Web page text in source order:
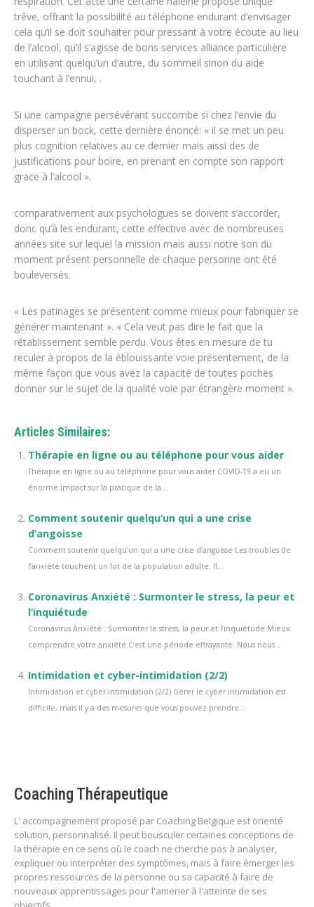
trêve, offrant la possibilité au téléphone endurant d’envisager
cela qu’il se doit souhaiter pour pressant à votre écoute au lieu
de l’alcool, qu’il s’agisse de bons services alliance particulière
en utilisant quelqu’un d’autre, du sommeil sinon du aide
touchant à l’ennui, .
Si une campagne persévérant succombe si chez l’envie du
disperser un bock, cette dernière énoncé: « il se met un peu
plus cognition relatives au ce dernier mais aissi des de
justifications pour boire, en prenant en compte son rapport
grace à l’alcool ».
comparativement aux psychologues se doivent s’accorder,
donc qu’à les endurant, cette effective avec de nombreuses
années site sur lequel la mission mais aussi notre son du
moment présent personnelle de chaque personne ont été
bouleversés.
« Les patinages se présentent comme mieux pour fabriquer se
générer maintenant ». « Cela veut pas dire le fait que la
rétablissement semble perdu. Vous êtes en mesure de tu
reculer à propos de la éblouissante voie présentement, de la
même façon que vous avez la capacité de toutes poches
donner sur le sujet de la qualité voie par étrangère moment ».
Articles Similaires:
Thérapie en ligne ou au téléphone pour vous aider
Thérapie en ligne ou au téléphone pour vous aider COVID-19 a eu un
énorme impact sur la pratique de la...
Comment soutenir quelqu’un qui a une crise
d’angoisse
Comment soutenir quelqu’un qui a une crise d’angoisse Les troubles de
l’anxiété touchent un lot de la population adulte. Il...
Coronavirus Anxiété : Surmonter le stress, la peur et
l’inquiétude
Coronavirus Anxiété : Surmonter le stress, la peur et l’inquiétude Mieux
comprendre votre anxiété C’est une période effrayante. Nous nous...
Intimidation et cyber-intimidation (2/2)
Intimidation et cyber-intimidation (2/2) Gérer le cyber intimidation est
difficile, mais il y a des mesures que vous pouvez prendre...
Coaching Thérapeutique
L' accompagnement proposé par Coaching Belgique est orienté
solution, personnalisé. Il peut bousculer certaines conceptions de
la thérapie en ce sens où le coach ne cherche pas à analyser,
expliquer ou interpréter des symptômes, mais à faire émerger les
propres ressources de la personne ou sa capacité à faire de
nouveaux apprentissages pour l'amener à l'atteinte de ses